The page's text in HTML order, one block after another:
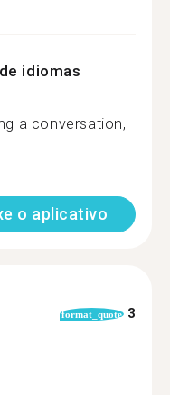
idiomas
a conversation,
o aplicativo
format_quote 3